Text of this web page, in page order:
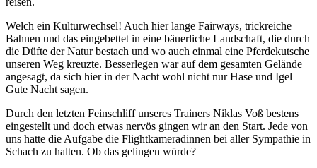
Welch ein Kulturwechsel! Auch hier lange Fairways, trickreiche
Bahnen und das eingebettet in eine bäuerliche Landschaft, die durch
die Düfte der Natur bestach und wo auch einmal eine Pferdekutsche
unseren Weg kreuzte. Besserlegen war auf dem gesamten Gelände
angesagt, da sich hier in der Nacht wohl nicht nur Hase und Igel
Gute Nacht sagen.
Durch den letzten Feinschliff unseres Trainers Niklas Voß bestens
eingestellt und doch etwas nervös gingen wir an den Start. Jede von
uns hatte die Aufgabe die Flightkameradinnen bei aller Sympathie in
Schach zu halten. Ob das gelingen würde?